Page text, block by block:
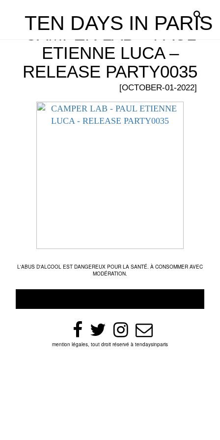
TEN DAYS IN PARIS
CAMPER LAB – PAUL
ETIENNE LUCA –
RELEASE PARTY0035
[OCTOBER-01-2022]
L'ABUS D'ALCOOL EST DANGEREUX POUR LA SANTÉ. À CONSOMMER AVEC
MODÉRATION.
mention légales, tout droit réservé à tendaysinparis